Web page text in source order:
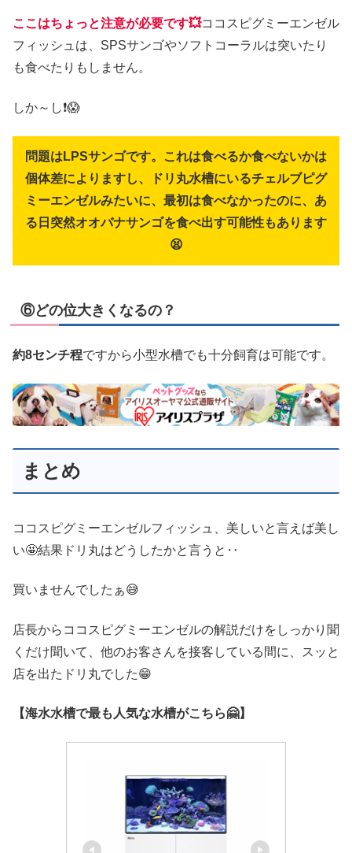
ここはちょっと注意が必要です💥ココスピグミーエンゼル
フィッシュは、SPSサンゴやソフトコーラルは突いたり
も食べたりもしません。
しか～し❗😱
問題はLPSサンゴです。これは食べるか食べないかは
個体差によりますし、ドリ丸水槽にいるチェルブピグ
ミーエンゼルみたいに、最初は食べなかったのに、あ
る日突然オオバナサンゴを食べ出す可能性もあります
😫
⑥どの位大きくなるの？
約8センチ程ですから小型水槽でも十分飼育は可能です。
まとめ
ココスピグミーエンゼルフィッシュ、美しいと言えば美し
い🤩結果ドリ丸はどうしたかと言うと‥
買いませんでしたぁ😅
店長からココスピグミーエンゼルの解説だけをしっかり聞
くだけ聞いて、他のお客さんを接客している間に、スッと
店を出たドリ丸でした😁
【海水水槽で最も人気な水槽がこちら🤗】